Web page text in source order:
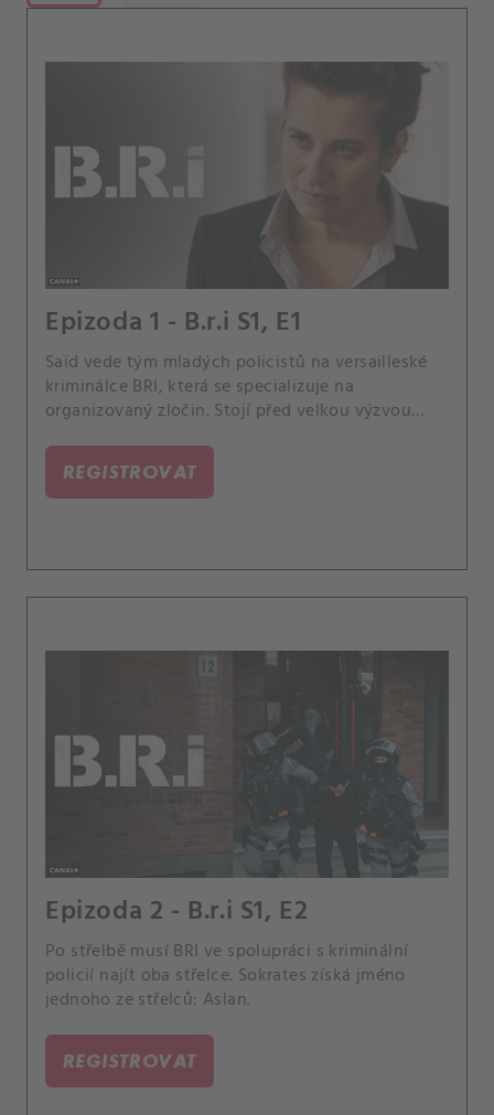
Epizoda 1 - B.r.i S1, E1
Saïd vede tým mladých policistů na versailleské
kriminálce BRI, která se specializuje na
organizovaný zločin. Stojí před velkou výzvou
REGISTROVAT
Epizoda 2 - B.r.i S1, E2
Po střelbě musí BRI ve spolupráci s kriminální
policií najít oba střelce. Sokrates získá jméno
jednoho ze střelců: Aslan.
REGISTROVAT